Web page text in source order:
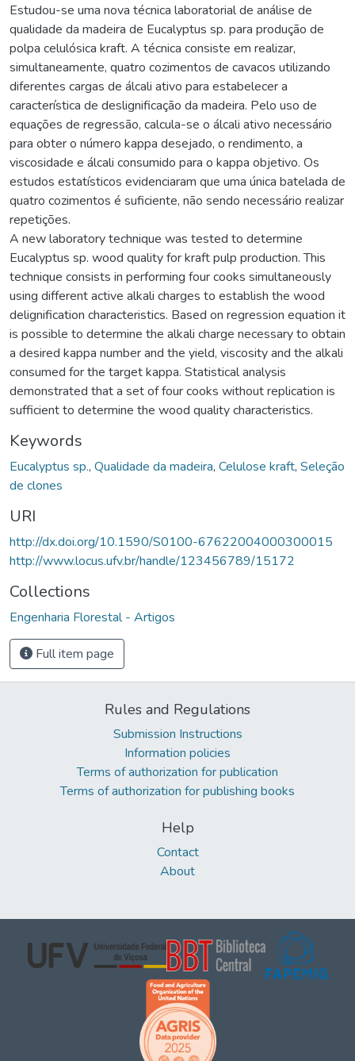
Estudou-se uma nova técnica laboratorial de análise de
qualidade da madeira de Eucalyptus sp. para produção de
polpa celulósica kraft. A técnica consiste em realizar,
simultaneamente, quatro cozimentos de cavacos utilizando
diferentes cargas de álcali ativo para estabelecer a
característica de deslignificação da madeira. Pelo uso de
equações de regressão, calcula-se o álcali ativo necessário
para obter o número kappa desejado, o rendimento, a
viscosidade e álcali consumido para o kappa objetivo. Os
estudos estatísticos evidenciaram que uma única batelada de
quatro cozimentos é suficiente, não sendo necessário realizar
repetições.
A new laboratory technique was tested to determine
Eucalyptus sp. wood quality for kraft pulp production. This
technique consists in performing four cooks simultaneously
using different active alkali charges to establish the wood
delignification characteristics. Based on regression equation it
is possible to determine the alkali charge necessary to obtain
a desired kappa number and the yield, viscosity and the alkali
consumed for the target kappa. Statistical analysis
demonstrated that a set of four cooks without replication is
sufficient to determine the wood quality characteristics.
Keywords
Eucalyptus sp., Qualidade da madeira, Celulose kraft, Seleção
de clones
URI
http://dx.doi.org/10.1590/S0100-67622004000300015
http://www.locus.ufv.br/handle/123456789/15172
Collections
Engenharia Florestal - Artigos
Full item page
Rules and Regulations
Submission Instructions
Information policies
Terms of authorization for publication
Terms of authorization for publishing books
Help
Contact
About